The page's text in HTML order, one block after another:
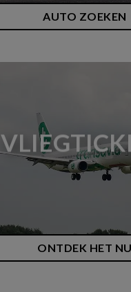
AUTO ZOEKEN
ONTDEK HET NU